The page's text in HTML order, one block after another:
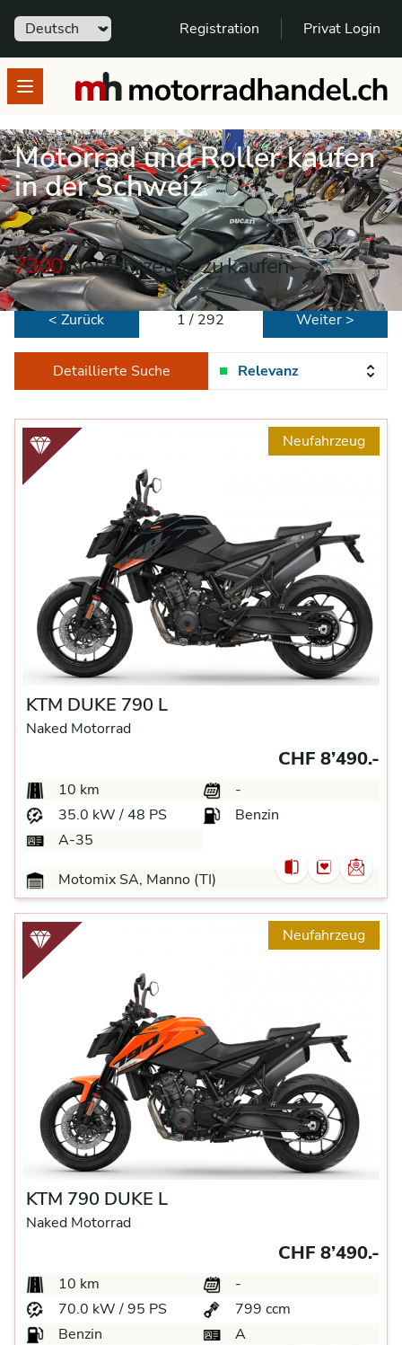
Sprache Registration Privat Login
Open menumotorradhandel.ch
Motorrad und Roller kaufen
in der Schweiz
7300Neufahrzeuge zu kaufen
< Zurück 1 / 292 Weiter >
Detaillierte Suche Relevanz
Neufahrzeug
KTM DUKE 790 L
Naked Motorrad
CHF 8’490.-
10 km
-
35.0 kW / 48 PS
Benzin
A-35
Motomix SA, Manno (TI)
Neufahrzeug
KTM 790 DUKE L
Naked Motorrad
CHF 8’490.-
10 km
-
70.0 kW / 95 PS
799 ccm
Benzin
A